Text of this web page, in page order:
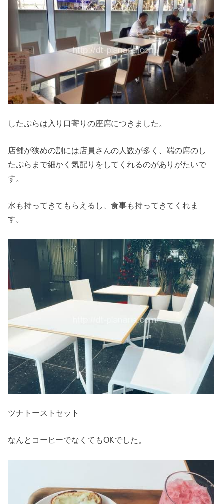
したぷらは入り口寄りの座席につきました。
店舗が狭めの割には店員さんの人数が多く、端の席のし
たぷらまで細かく気配りをしてくれるのがありがたいで
す。
水も持ってきてもらえるし、食事も持ってきてくれま
す。
ツナトーストセット
なんとコーヒーでなくてもOKでした。